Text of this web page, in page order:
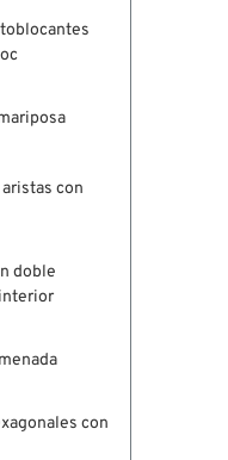
con
doble
con